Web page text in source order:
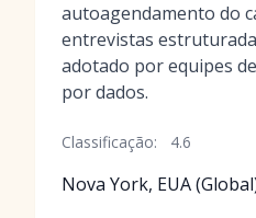
autoagendamento do
entrevistas
adotado por equipes
por dados.
Classificação: 4.6
Nova York, EUA